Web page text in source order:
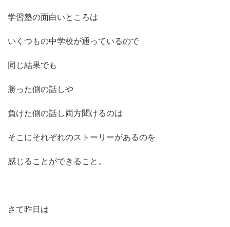
学習塾の面白いところは
いくつもの中学校が通っているので
同じ結果でも
勝った側の話しや
負けた側の話し両方聞けるのは
そこにそれぞれのストーリーがあるのを
感じることができること。
さて昨日は